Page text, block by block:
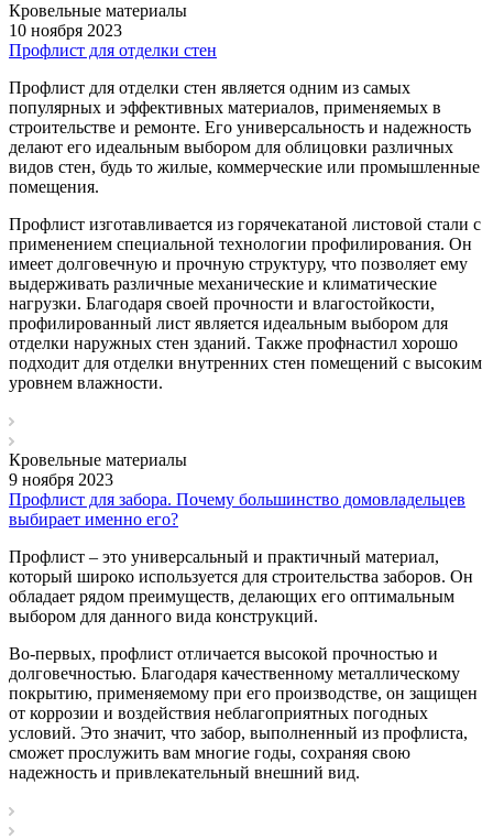
Кровельные материалы
10 ноября 2023
Профлист для отделки стен
Профлист для отделки стен является одним из самых
популярных и эффективных материалов, применяемых в
строительстве и ремонте. Его универсальность и надежность
делают его идеальным выбором для облицовки различных
видов стен, будь то жилые, коммерческие или промышленные
помещения.
Профлист изготавливается из горячекатаной листовой стали с
применением специальной технологии профилирования. Он
имеет долговечную и прочную структуру, что позволяет ему
выдерживать различные механические и климатические
нагрузки. Благодаря своей прочности и влагостойкости,
профилированный лист является идеальным выбором для
отделки наружных стен зданий. Также профнастил хорошо
подходит для отделки внутренних стен помещений с высоким
уровнем влажности.
Кровельные материалы
9 ноября 2023
Профлист для забора. Почему большинство домовладельцев
выбирает именно его?
Профлист – это универсальный и практичный материал,
который широко используется для строительства заборов. Он
обладает рядом преимуществ, делающих его оптимальным
выбором для данного вида конструкций.
Во-первых, профлист отличается высокой прочностью и
долговечностью. Благодаря качественному металлическому
покрытию, применяемому при его производстве, он защищен
от коррозии и воздействия неблагоприятных погодных
условий. Это значит, что забор, выполненный из профлиста,
сможет прослужить вам многие годы, сохраняя свою
надежность и привлекательный внешний вид.